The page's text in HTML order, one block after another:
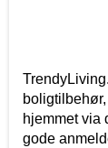
hjemmet via
gode